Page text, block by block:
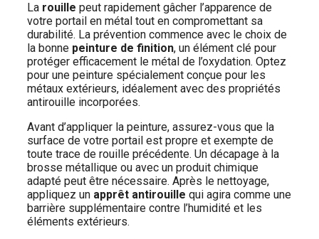
La rouille peut rapidement gâcher l’apparence de
votre portail en métal tout en compromettant sa
durabilité. La prévention commence avec le choix de
la bonne peinture de finition, un élément clé pour
protéger efficacement le métal de l’oxydation. Optez
pour une peinture spécialement conçue pour les
métaux extérieurs, idéalement avec des propriétés
antirouille incorporées.
Avant d’appliquer la peinture, assurez-vous que la
surface de votre portail est propre et exempte de
toute trace de rouille précédente. Un décapage à la
brosse métallique ou avec un produit chimique
adapté peut être nécessaire. Après le nettoyage,
appliquez un apprêt antirouille qui agira comme une
barrière supplémentaire contre l’humidité et les
éléments extérieurs.